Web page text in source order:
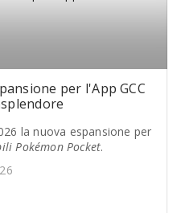
per l'App GCC
la nuova espansione per
Pokémon Pocket.